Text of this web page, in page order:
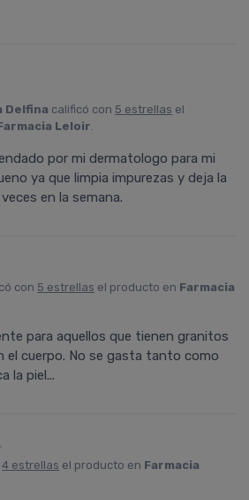
Delfina calificó con 5 estrellas el
Leloir.
por mi dermatologo para mi
ya que limpia impurezas y deja la
en la semana.
con 5 estrellas el producto en Farmacia
para aquellos que tienen granitos
el cuerpo. No se gasta tanto como
la piel...
4 estrellas el producto en Farmacia